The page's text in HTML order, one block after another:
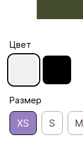
Цвет
Размер
XS S M